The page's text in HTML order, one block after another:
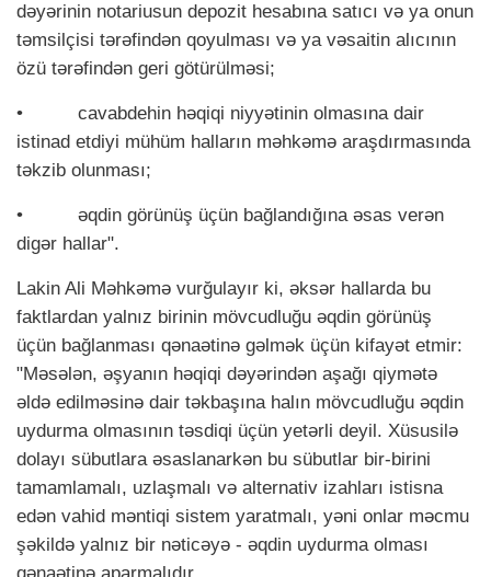
dəyərinin notariusun depozit hesabına satıcı və ya onun
təmsilçisi tərəfindən qoyulması və ya vəsaitin alıcının
özü tərəfindən geri götürülməsi;
•
cavabdehin həqiqi niyyətinin olmasına dair
istinad etdiyi mühüm halların məhkəmə araşdırmasında
təkzib olunması;
•
əqdin görünüş üçün bağlandığına əsas verən
digər hallar".
Lakin Ali Məhkəmə vurğulayır ki, əksər hallarda bu
faktlardan yalnız birinin mövcudluğu əqdin görünüş
üçün bağlanması qənaətinə gəlmək üçün kifayət etmir:
"Məsələn, əşyanın həqiqi dəyərindən aşağı qiymətə
əldə edilməsinə dair təkbaşına halın mövcudluğu əqdin
uydurma olmasının təsdiqi üçün yetərli deyil. Xüsusilə
dolayı sübutlara əsaslanarkən bu sübutlar bir-birini
tamamlamalı, uzlaşmalı və alternativ izahları istisna
edən vahid məntiqi sistem yaratmalı, yəni onlar məcmu
şəkildə yalnız bir nəticəyə - əqdin uydurma olması